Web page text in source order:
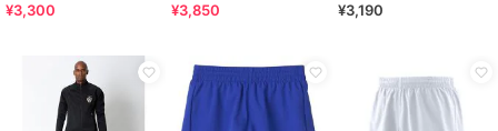
ィスシャツ
¥3,300 ¥3,850 ¥3,190